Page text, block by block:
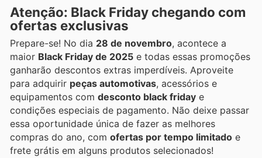
Atenção: Black Friday chegando com
ofertas exclusivas
Prepare-se! No dia 28 de novembro, acontece a
maior Black Friday de 2025 e todas essas promoções
ganharão descontos extras imperdíveis. Aproveite
para adquirir peças automotivas, acessórios e
equipamentos com desconto black friday e
condições especiais de pagamento. Não deixe passar
essa oportunidade única de fazer as melhores
compras do ano, com ofertas por tempo limitado e
frete grátis em alguns produtos selecionados!